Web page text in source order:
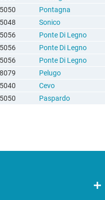
Pontagna
Sonico
Ponte Di Legno
Ponte Di Legno
Ponte Di Legno
Pelugo
Cevo
Paspardo